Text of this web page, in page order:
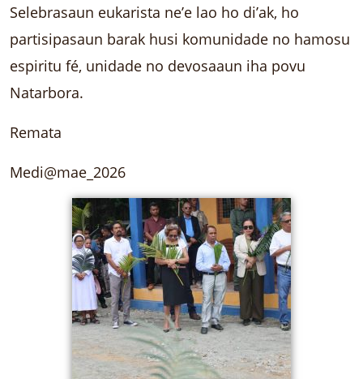
Selebrasaun eukarista ne’e lao ho di’ak, ho
partisipasaun barak husi komunidade no hamosu
espiritu fé, unidade no devosaaun iha povu
Natarbora.
Remata
Medi@mae_2026